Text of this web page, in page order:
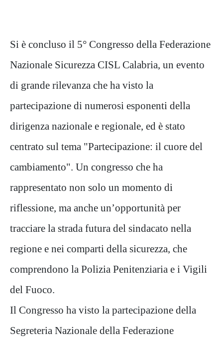
Si è concluso il 5° Congresso della Federazione
Nazionale Sicurezza CISL Calabria, un evento
di grande rilevanza che ha visto la
partecipazione di numerosi esponenti della
dirigenza nazionale e regionale, ed è stato
centrato sul tema "Partecipazione: il cuore del
cambiamento". Un congresso che ha
rappresentato non solo un momento di
riflessione, ma anche un’opportunità per
tracciare la strada futura del sindacato nella
regione e nei comparti della sicurezza, che
comprendono la Polizia Penitenziaria e i Vigili
del Fuoco.
Il Congresso ha visto la partecipazione della
Segreteria Nazionale della Federazione